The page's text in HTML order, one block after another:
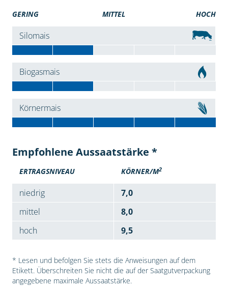
GERING MITTEL HOCH
Silomais
Biogasmais
Körnermais
Empfohlene Aussaatstärke *
ERTRAGSNIVEAU KÖRNER/M2
niedrig
7,0
mittel
8,0
hoch
9,5
* Lesen und befolgen Sie stets die Anweisungen auf dem
Etikett. Überschreiten Sie nicht die auf der Saatgutverpackung
angegebene maximale Aussaatstärke.